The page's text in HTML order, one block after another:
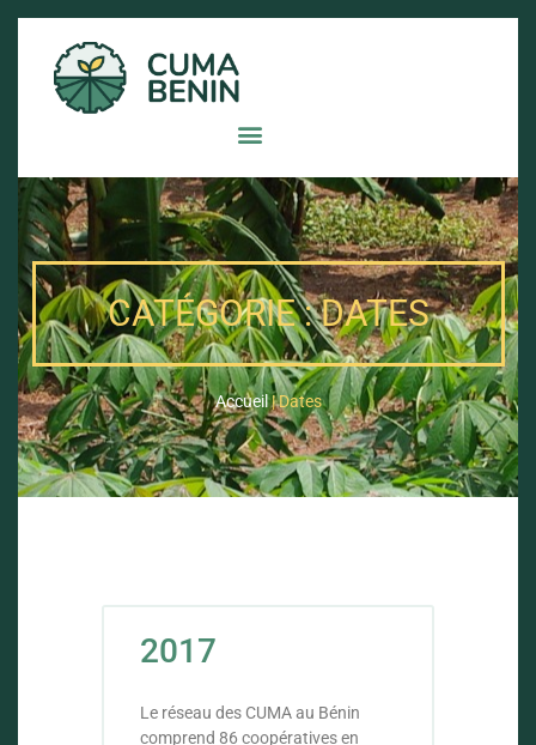
CATÉGORIE : DATES
Accueil|Dates
2017
Le réseau des CUMA au Bénin
comprend 86 coopératives en